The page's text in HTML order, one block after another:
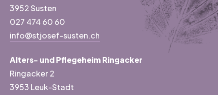
3952 Susten
027 474 60 60
info@stjosef-susten.ch
Alters- und Pflegeheim Ringacker
Ringacker 2
3953 Leuk-Stadt